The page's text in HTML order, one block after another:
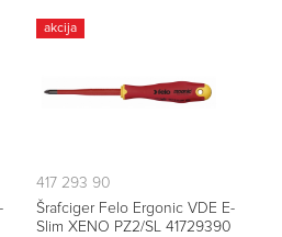
akcija
417 293 90
Šrafciger Felo Ergonic VDE E-
Slim XENO PZ2/SL 41729390